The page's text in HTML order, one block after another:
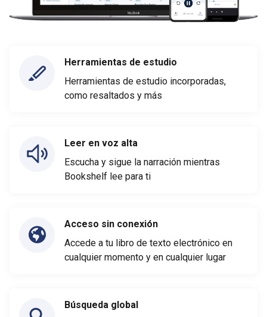
Herramientas de estudio
Herramientas de estudio incorporadas,
como resaltados y más
Leer en voz alta
Escucha y sigue la narración mientras
Bookshelf lee para ti
Acceso sin conexión
Accede a tu libro de texto electrónico en
cualquier momento y en cualquier lugar
Búsqueda global